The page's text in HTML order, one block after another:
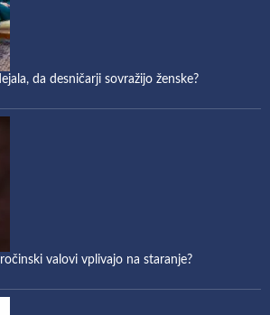
da desničarji sovražijo ženske?
valovi vplivajo na staranje?